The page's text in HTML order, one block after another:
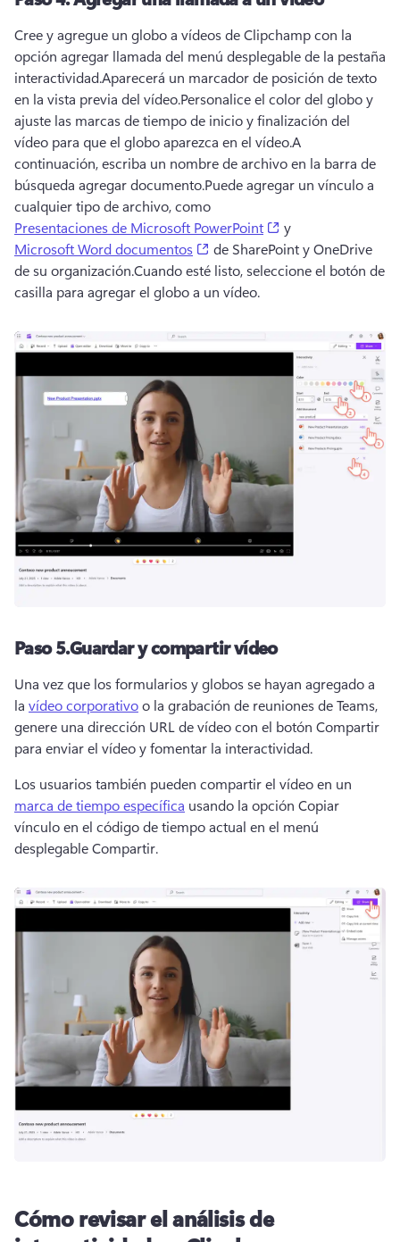
Cree y agregue un globo a vídeos de Clipchamp con la
opción agregar llamada del menú desplegable de la pestaña
interactividad.Aparecerá un marcador de posición de texto
en la vista previa del vídeo.Personalice el color del globo y
ajuste las marcas de tiempo de inicio y finalización del
vídeo para que el globo aparezca en el vídeo.A
continuación, escriba un nombre de archivo en la barra de
búsqueda agregar documento.Puede agregar un vínculo a
cualquier tipo de archivo, como
Presentaciones de Microsoft PowerPoint
(opens in a new
y
Microsoft Word documentos
(opens in a new tab)
de SharePoint y OneDrive
de su organización.Cuando esté listo, seleccione el botón de
casilla para agregar el globo a un vídeo.
Paso 5.Guardar y compartir vídeo
Una vez que los formularios y globos se hayan agregado a
la vídeo corporativo o la grabación de reuniones de Teams,
genere una dirección URL de vídeo con el botón Compartir
para enviar el vídeo y fomentar la interactividad.
Los usuarios también pueden compartir el vídeo en un
marca de tiempo específica usando la opción Copiar
vínculo en el código de tiempo actual en el menú
desplegable Compartir.
Cómo revisar el análisis de